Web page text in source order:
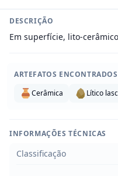
DESCRIÇÃO
Em superfície, lito-
ARTEFATOS ENCONTRADOS
Cerâmica
Lítico
INFORMAÇÕES TÉCNICAS
Classificação